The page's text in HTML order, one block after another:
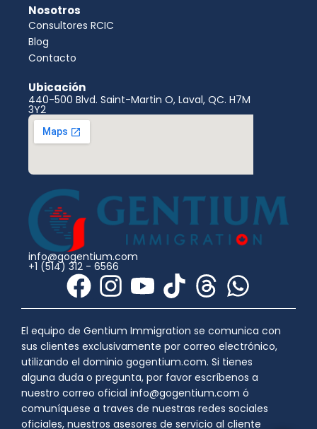
Nosotros
Consultores RCIC
Blog
Contacto
Ubicación
440-500 Blvd. Saint-Martin O, Laval, QC. H7M
3Y2
info@gogentium.com
+1 (514) 312 - 6566
F
a
c
e
b
o
I
n
s
t
a
g
Y
o
u
t
u
b
T
i
k
t
o
k
T
h
r
e
a
d
W
h
a
t
s
a
El equipo de Gentium Immigration se comunica con
sus clientes exclusivamente por correo electrónico,
utilizando el dominio gogentium.com. Si tienes
alguna duda o pregunta, por favor escríbenos a
nuestro correo oficial info@gogentium.com ó
comuníquese a traves de nuestras redes sociales
oficiales, nuestros asesores de servicio al cliente